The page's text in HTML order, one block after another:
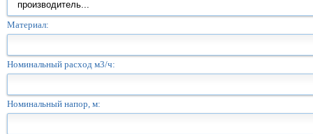
Материал:
Номинальный расход м3/ч:
Номинальный напор, м: